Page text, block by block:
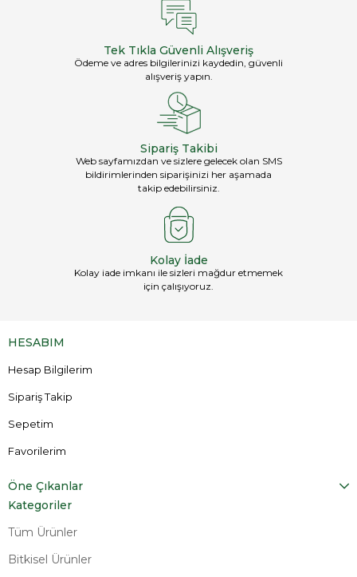
Tek Tıkla Güvenli Alışveriş
Ödeme ve adres bilgilerinizi kaydedin, güvenli
alışveriş yapın.
Sipariş Takibi
Web sayfamızdan ve sizlere gelecek olan SMS
bildirimlerinden siparişinizi her aşamada
takip edebilirsiniz.
Kolay İade
Kolay iade imkanı ile sizleri mağdur etmemek
için çalışıyoruz.
HESABIM
Hesap Bilgilerim
Sipariş Takip
Sepetim
Favorilerim
Öne Çıkanlar
Kategoriler
Tüm Ürünler
Bitkisel Ürünler